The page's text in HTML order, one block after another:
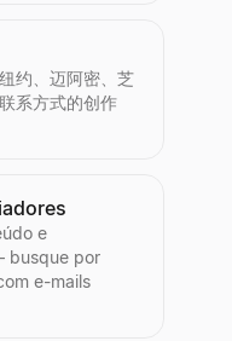
约、迈阿密、芝
系方式的创作
e
busque por
e-mails